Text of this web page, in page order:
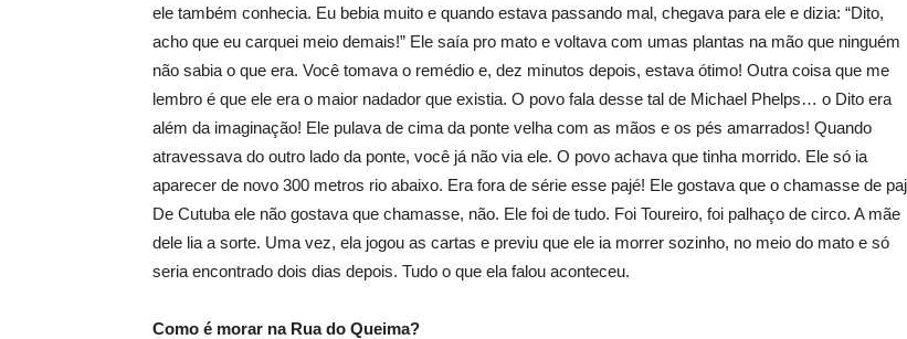
ele também conhecia. Eu bebia muito e quando estava passando mal, chegava para ele e dizia: “Dito,
acho que eu carquei meio demais!” Ele saía pro mato e voltava com umas plantas na mão que ninguém
não sabia o que era. Você tomava o remédio e, dez minutos depois, estava ótimo! Outra coisa que me
lembro é que ele era o maior nadador que existia. O povo fala desse tal de Michael Phelps… o Dito era
além da imaginação! Ele pulava de cima da ponte velha com as mãos e os pés amarrados! Quando
atravessava do outro lado da ponte, você já não via ele. O povo achava que tinha morrido. Ele só ia
aparecer de novo 300 metros rio abaixo. Era fora de série esse pajé! Ele gostava que o chamasse de
De Cutuba ele não gostava que chamasse, não. Ele foi de tudo. Foi Toureiro, foi palhaço de circo. A mãe
dele lia a sorte. Uma vez, ela jogou as cartas e previu que ele ia morrer sozinho, no meio do mato e só
seria encontrado dois dias depois. Tudo o que ela falou aconteceu.
Como é morar na Rua do Queima?